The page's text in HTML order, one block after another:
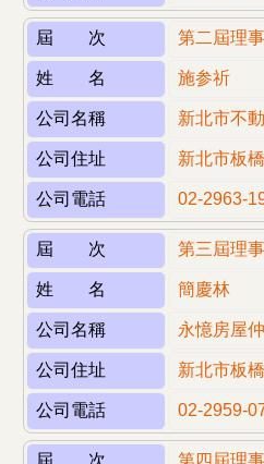
屆 次 第二屆理
姓 名 施参祈
公司名稱 新北市不
公司住址 新北市板
公司電話 02-2963-
屆 次 第三屆理
姓 名 簡慶林
公司名稱 永憶房屋
公司住址 新北市板
公司電話 02-2959-